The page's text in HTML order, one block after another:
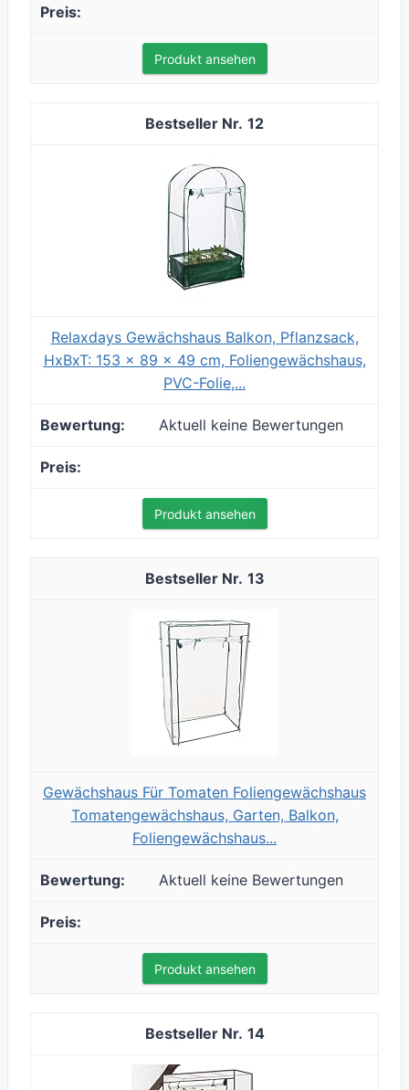
Produkt ansehen
12
Relaxdays Gewächshaus Balkon, Pflanzsack,
HxBxT: 153 x 89 x 49 cm, Foliengewächshaus,
PVC-Folie,...
Aktuell keine Bewertungen
Produkt ansehen
13
Gewächshaus Für Tomaten Foliengewächshaus
Tomatengewächshaus, Garten, Balkon,
Foliengewächshaus...
Aktuell keine Bewertungen
Produkt ansehen
14